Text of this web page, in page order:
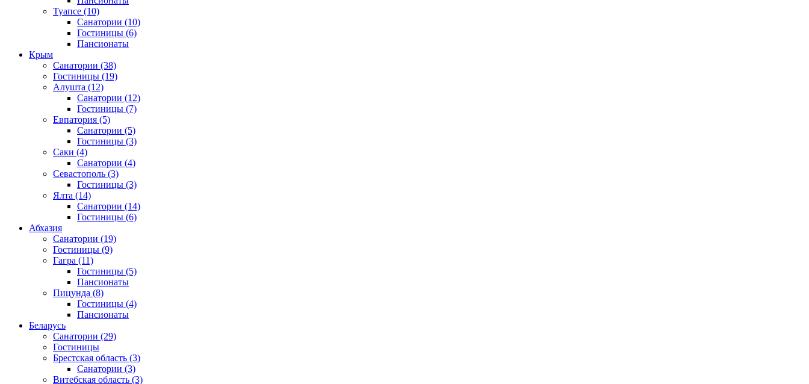
Туапсе (10)
Санатории (10)
Гостиницы (6)
Пансионаты
Крым
Санатории (38)
Гостиницы (19)
Алушта (12)
Санатории (12)
Гостиницы (7)
Евпатория (5)
Санатории (5)
Гостиницы (3)
Саки (4)
Санатории (4)
Севастополь (3)
Гостиницы (3)
Ялта (14)
Санатории (14)
Гостиницы (6)
Абхазия
Санатории (19)
Гостиницы (9)
Гагра (11)
Гостиницы (5)
Пансионаты
Пицунда (8)
Гостиницы (4)
Пансионаты
Беларусь
Санатории (29)
Гостиницы
Брестская область (3)
Санатории (3)
Витебская область (3)